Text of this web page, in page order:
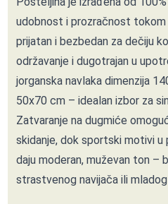
udobnost i prozračnost
prijatan i bezbedan za dečiju
održavanje i dugotrajan u
jorganska navlaka dimenzija
50x70 cm – idealan izbor za
Zatvaranje na dugmiće
skidanje, dok sportski motivi
daju moderan, muževan ton –
strastvenog navijača ili